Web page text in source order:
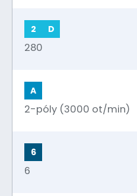
2 D
280
A
2-póly (3000 ot/min)
6
6